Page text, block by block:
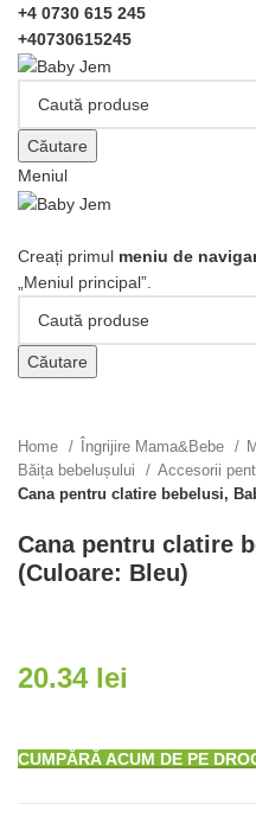
+4 0730 615 245
+40730615245
Căutare
Meniul
Creați primul meniu de
„Meniul principal”.
Căutare
Home Îngrijire Mama&Bebe
Băița bebelușului
Accesorii
Cana pentru clatire bebelusi,
Cana pentru clatire
(Culoare: Bleu)
20.34 lei
CUMPĂRĂ ACUM DE PE